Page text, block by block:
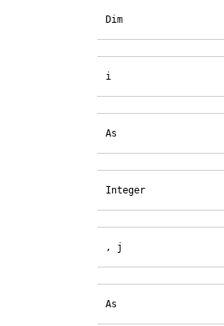
Dim
i
As
Integer
, j
As